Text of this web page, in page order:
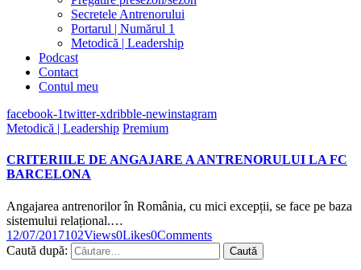
Secretele Antrenorului
Portarul | Numărul 1
Metodică | Leadership
Podcast
Contact
Contul meu
facebook-1twitter-xdribble-newinstagram
Metodică | Leadership Premium
CRITERIILE DE ANGAJARE A ANTRENORULUI LA FC
BARCELONA
Angajarea antrenorilor în România, cu mici excepții, se face pe baza
sistemului relațional.…
12/07/2017102Views0Likes0Comments
Caută după: